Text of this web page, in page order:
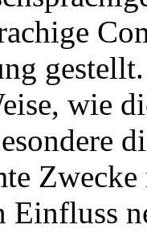
wie
Zwecke
Einfluss